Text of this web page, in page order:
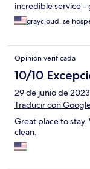
incredible service -
graycloud, se
Opinión verificada
10/10
29 de junio de 2023
Traducir con
Great place to
clean.